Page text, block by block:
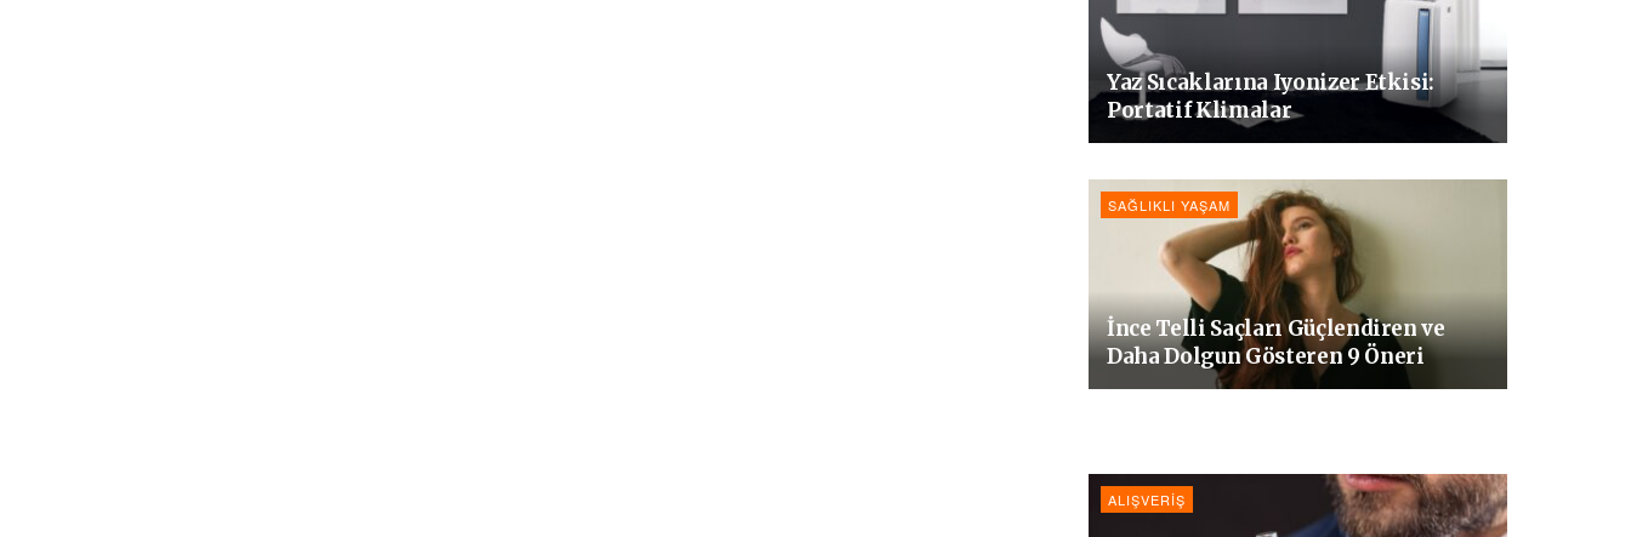
Yaz Sıcaklarına Iyonizer Etkisi:
Portatif Klimalar
SAĞLIKLI YAŞAM
İnce Telli Saçları Güçlendiren ve
Daha Dolgun Gösteren 9 Öneri
ALIŞVERIŞ